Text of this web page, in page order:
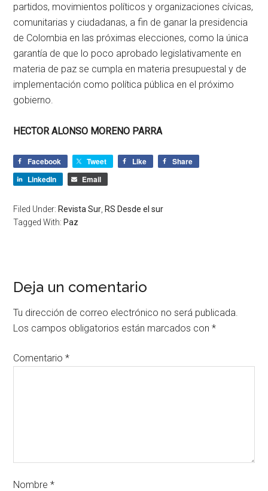
partidos, movimientos políticos y organizaciones cívicas,
comunitarias y ciudadanas, a fin de ganar la presidencia
de Colombia en las próximas elecciones, como la única
garantía de que lo poco aprobado legislativamente en
materia de paz se cumpla en materia presupuestal y de
implementación como política pública en el próximo
gobierno.
HECTOR ALONSO MORENO PARRA
Facebook Tweet Like
Share
LinkedIn
Email
Filed Under: Revista Sur RS Desde el sur
Tagged With: Paz
Deja un comentario
Tu dirección de correo electrónico no será publicada.
Los campos obligatorios están marcados con*
Comentario*
Nombre*